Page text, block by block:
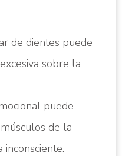
de dientes puede
sobre la
puede
de la